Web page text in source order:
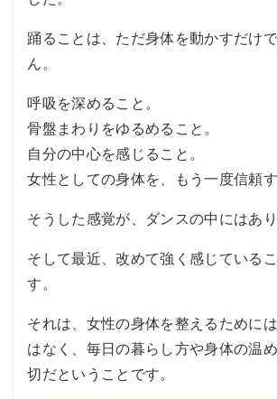
踊ることは、ただ身体を動かすだけ
ん。
呼吸を深めること。
骨盤まわりをゆるめること。
自分の中心を感じること。
女性としての身体を、もう一度信頼す
そうした感覚が、ダンスの中にはあり
そして最近、改めて強く感じている
す。
それは、女性の身体を整えるために
はなく、毎日の暮らし方や身体の温
切だということです。